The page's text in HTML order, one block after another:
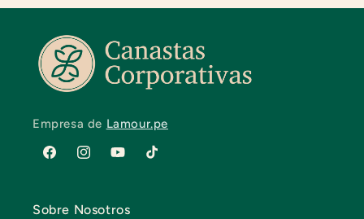
Empresa de Lamour.pe
FacebookInstagramYouTubeTikTok
Sobre Nosotros